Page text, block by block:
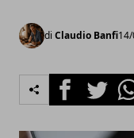
di Claudio Banfi
FacebookTwitter